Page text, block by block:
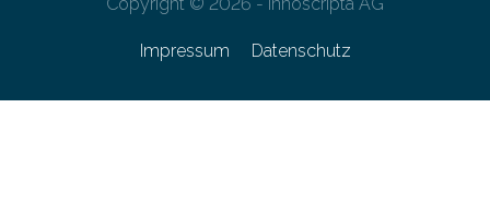
Impressum Datenschutz